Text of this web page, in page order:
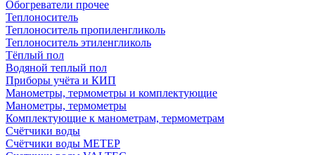
Обогреватели прочее
Теплоноситель
Теплоноситель пропиленгликоль
Теплоноситель этиленгликоль
Тёплый пол
Водяной теплый пол
Приборы учёта и КИП
Манометры, термометры и комплектующие
Манометры, термометры
Комплектующие к манометрам, термометрам
Счётчики воды
Счётчики воды МЕТЕР